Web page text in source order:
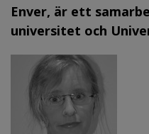
Enver, är ett
universitet och